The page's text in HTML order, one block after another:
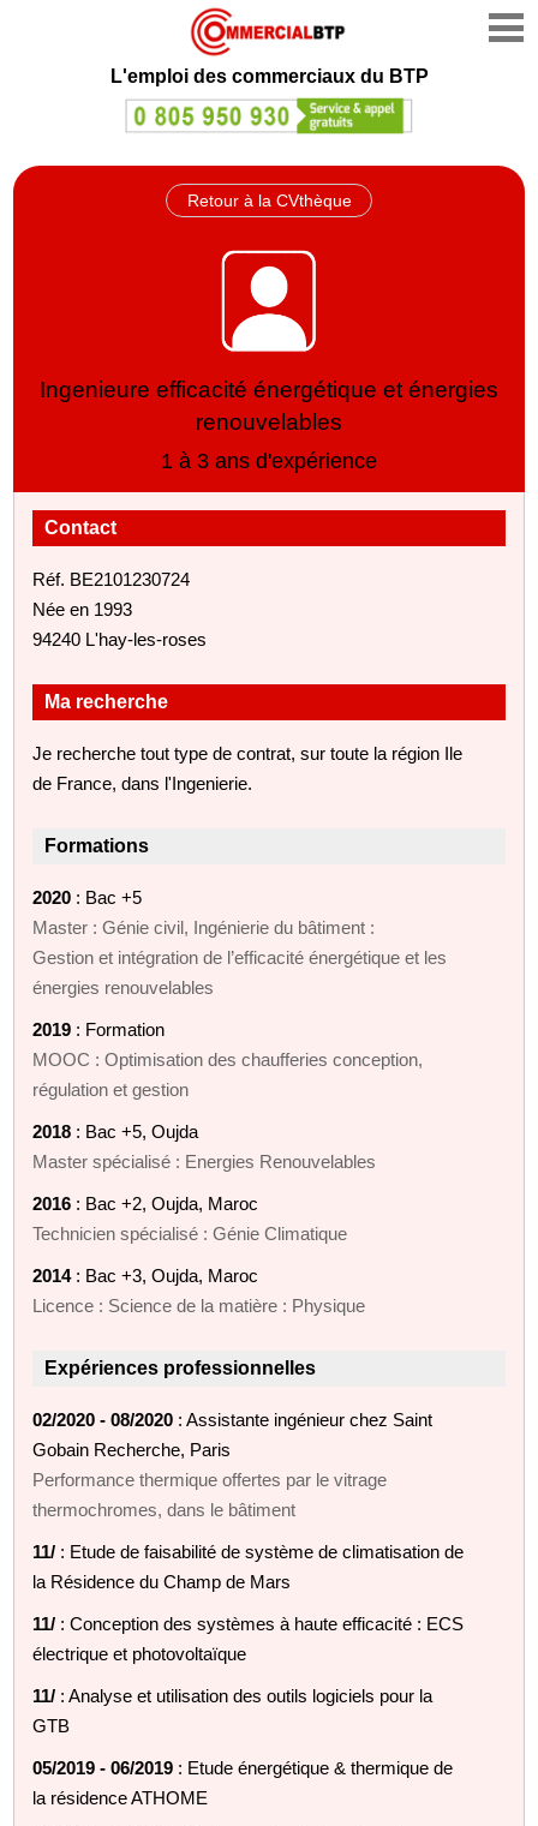
L'emploi des commerciaux du BTP
Retour à la CVthèque
Ingenieure efficacité énergétique et énergies
renouvelables
1 à 3 ans d'expérience
Contact
Réf. BE2101230724
Née en 1993
94240 L'hay-les-roses
Ma recherche
Je recherche tout type de contrat, sur toute la région Ile
de France, dans l'Ingenierie.
Formations
2020 : Bac +5
Master : Génie civil, Ingénierie du bâtiment :
Gestion et intégration de l’efficacité énergétique et les
énergies renouvelables
2019 : Formation
MOOC : Optimisation des chaufferies conception,
régulation et gestion
2018 : Bac +5, Oujda
Master spécialisé : Energies Renouvelables
2016 : Bac +2, Oujda, Maroc
Technicien spécialisé : Génie Climatique
2014: Bac +3, Oujda, Maroc
Licence : Science de la matière : Physique
Expériences professionnelles
02/2020 - 08/2020 : Assistante ingénieur chez Saint
Gobain Recherche, Paris
Performance thermique offertes par le vitrage
thermochromes, dans le bâtiment
11/ : Etude de faisabilité de système de climatisation de
la Résidence du Champ de Mars
11/ : Conception des systèmes à haute efficacité : ECS
électrique et photovoltaïque
11/ : Analyse et utilisation des outils logiciels pour la
GTB
05/2019 - 06/2019 : Etude énergétique & thermique de
la résidence ATHOME